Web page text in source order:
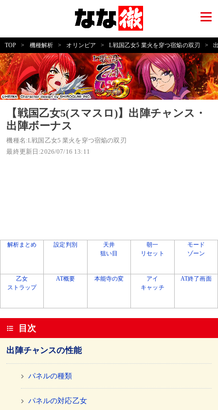
TOP > 機種解析 > オリンピア > L戦国乙女5 業火を穿つ宿焔の双刃 >
【戦国乙女5(スマスロ)】出陣チャンス・
出陣ボーナス
機種名:L戦国乙女5 業火を穿つ宿焔の双刃
最終更新日:2026/07/16 13:11
解析まとめ 設定判別
天井
狙い目
朝一
リセット
モード
ゾーン
乙女
ストラップ
AT概要 本能寺の変
アイ
キャッチ
AT終了画面
目次
出陣チャンスの性能
パネルの種類
パネルの対応乙女